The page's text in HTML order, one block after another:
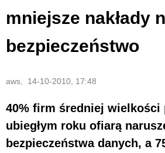
mniejsze nakłady
bezpieczeństwo
aws, 14-10-2010, 17:48
40% firm średniej wielkości
ubiegłym roku ofiarą
bezpieczeństwa danych, a